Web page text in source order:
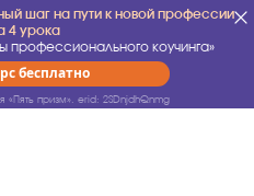
шаг на пути к новой профессии
4 урока
профессионального коучинга»
бесплатно
призм». erid: 2SDnjdhQnmg